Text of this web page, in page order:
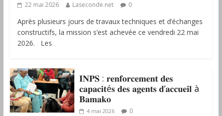
22 mai 2026 Laseconde.net 0
Après plusieurs jours de travaux techniques et d’échanges
constructifs, la mission s’est achevée ce vendredi 22 mai
2026. Les
𝐈𝐍𝐏𝐒 : 𝐫𝐞𝐧𝐟𝐨𝐫𝐜𝐞𝐦𝐞𝐧𝐭 𝐝𝐞𝐬
𝐜𝐚𝐩𝐚𝐜𝐢𝐭é𝐬 𝐝𝐞𝐬 𝐚𝐠𝐞𝐧𝐭𝐬 𝐝’𝐚𝐜𝐜𝐮𝐞𝐢𝐥 à
𝐁𝐚𝐦𝐚𝐤𝐨
4 mai 2026 0